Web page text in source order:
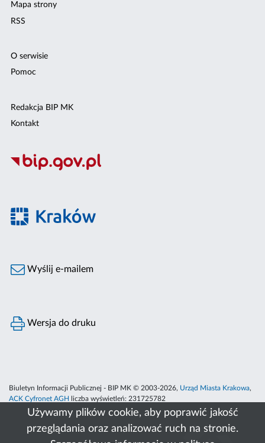
Używamy plików cookie, aby poprawić jakość
przeglądania oraz analizować ruch na stronie.
Mapa strony
RSS
O serwisie
Pomoc
Redakcja BIP MK
Kontakt
Wyślij e-mailem
Wersja do druku
Biuletyn Informacji Publicznej - BIP MK © 2003-2026, Urząd Miasta Krakowa,
ACK Cyfronet AGH
liczba wyświetleń: 231725782